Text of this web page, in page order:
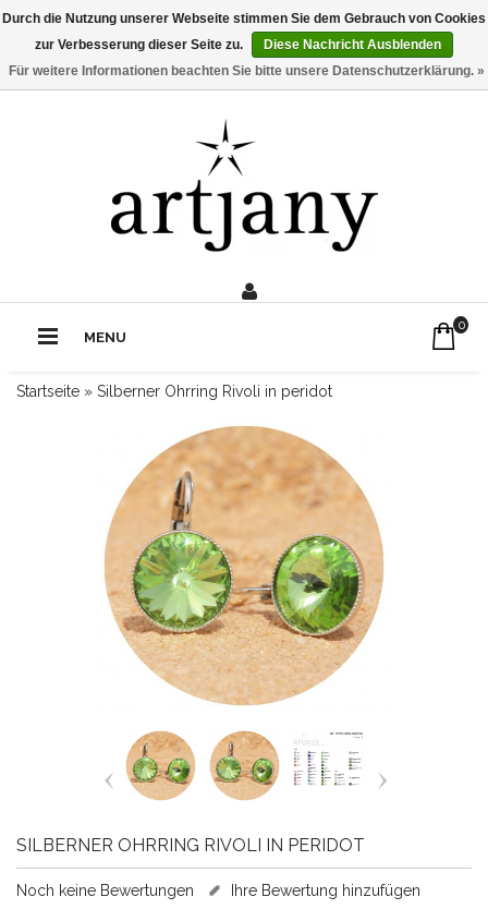
Rufe uns an:0211 - 210 310 2
MENU
0
Startseite » Silberner Ohrring Rivoli in peridot
SILBERNER OHRRING RIVOLI IN PERIDOT
Noch keine Bewertungen Ihre Bewertung hinzufügen
Durch die Nutzung unserer Webseite stimmen Sie dem Gebrauch von Cookies
zur Verbesserung dieser Seite zu.
Diese Nachricht Ausblenden
Für weitere Informationen beachten Sie bitte unsere Datenschutzerklärung. »